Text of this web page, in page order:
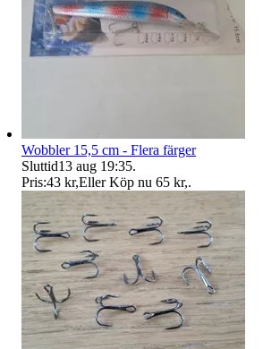
Wobbler 15,5 cm - Flera färger
Sluttid13 aug 19:35.
Pris:43 kr,Eller Köp nu 65 kr,.